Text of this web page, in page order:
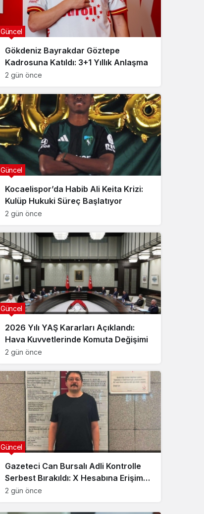
Gökdeniz Bayrakdar Göztepe
Kadrosuna Katıldı: 3+1 Yıllık Anlaşma
2 gün önce
Güncel
Kocaelispor’da Habib Ali Keita Krizi:
Kulüp Hukuki Süreç Başlatıyor
2 gün önce
Güncel
2026 Yılı YAŞ Kararları Açıklandı:
Hava Kuvvetlerinde Komuta Değişimi
2 gün önce
Güncel
Gazeteci Can Bursalı Adli Kontrolle
Serbest Bırakıldı: X Hesabına Erişim
Engeli Getirildi
2 gün önce
Güncel